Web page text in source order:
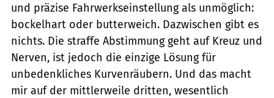
und präzise Fahrwerkseinstellung als unmöglich:
bockelhart oder butterweich. Dazwischen gibt es
nichts. Die straffe Abstimmung geht auf Kreuz und
Nerven, ist jedoch die einzige Lösung für
unbedenkliches Kurvenräubern. Und das macht
mir auf der mittlerweile dritten, wesentlich